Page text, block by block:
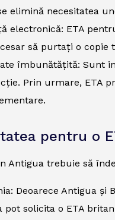
elimină necesitatea
electronică: ETA
să purtați o
îmbunătățită: Sunt
Prin urmare, ETA
pentru o
Antigua trebuie să
Deoarece Antigua
pot solicita o ETA